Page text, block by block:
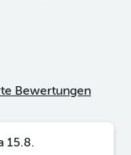
Bewertungen
15.8.